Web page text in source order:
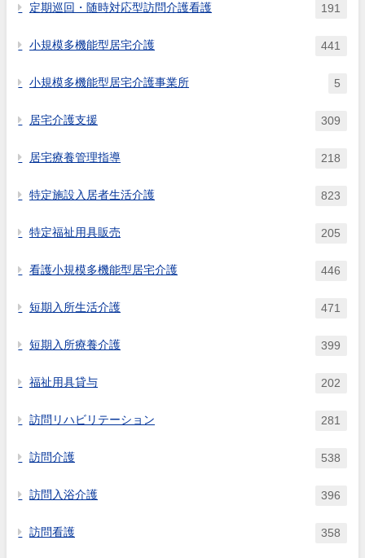
定期巡回・随時対応型訪問介護看護 191
小規模多機能型居宅介護 441
小規模多機能型居宅介護事業所 5
居宅介護支援 309
居宅療養管理指導 218
特定施設入居者生活介護 823
特定福祉用具販売 205
看護小規模多機能型居宅介護 446
短期入所生活介護 471
短期入所療養介護 399
福祉用具貸与 202
訪問リハビリテーション 281
訪問介護 538
訪問入浴介護 396
訪問看護 358